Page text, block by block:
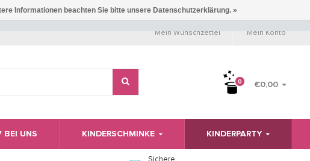
Mein Wunschzettel Mein Konto
0 €0,00
BEI UNS KINDERSCHMINKE KINDERPARTY
Informationen beachten Sie bitte unsere Datenschutzerklärung. »